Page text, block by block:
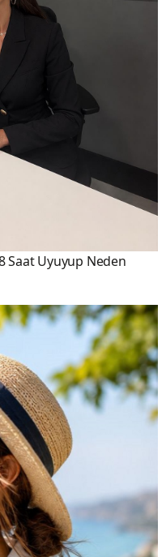
Saat Uyuyup Neden